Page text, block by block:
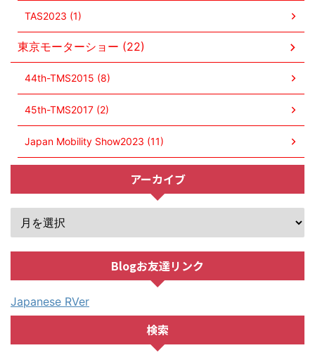
TAS2023 (1)
東京モーターショー (22)
44th-TMS2015 (8)
45th-TMS2017 (2)
Japan Mobility Show2023 (11)
アーカイブ
Blogお友達リンク
Japanese RVer
検索